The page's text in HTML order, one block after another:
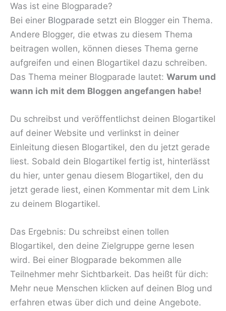
Was ist eine Blogparade?
Bei einer Blogparade setzt ein Blogger ein Thema.
Andere Blogger, die etwas zu diesem Thema
beitragen wollen, können dieses Thema gerne
aufgreifen und einen Blogartikel dazu schreiben.
Das Thema meiner Blogparade lautet: Warum und
wann ich mit dem Bloggen angefangen habe!
Du schreibst und veröffentlichst deinen Blogartikel
auf deiner Website und verlinkst in deiner
Einleitung diesen Blogartikel, den du jetzt gerade
liest. Sobald dein Blogartikel fertig ist, hinterlässt
du hier, unter genau diesem Blogartikel, den du
jetzt gerade liest, einen Kommentar mit dem Link
zu deinem Blogartikel.
Das Ergebnis: Du schreibst einen tollen
Blogartikel, den deine Zielgruppe gerne lesen
wird. Bei einer Blogparade bekommen alle
Teilnehmer mehr Sichtbarkeit. Das heißt für dich:
Mehr neue Menschen klicken auf deinen Blog und
erfahren etwas über dich und deine Angebote.